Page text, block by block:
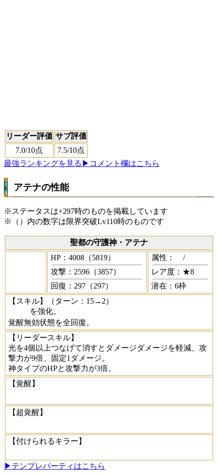
リーダー評価 サブ評価
7.0/10点 7.5/10点
最強ランキングを見る ▶コメント欄はこちら
アテナの性能
※ステータスは+297時のものを掲載しています
※（）内の数字は限界突破Lv110時のものです
聖都の守護神・アテナ
HP：4008（5819）
攻撃：2596（3857）
回復：297（297）
属性：
/
レア度：★8
潜在：6枠
【スキル】
（ターン：15→2）
を強化。
覚醒無効状態を全回復。
【リーダースキル】
光を4個以上つなげて消すとダメージダメージを軽減、攻
撃力が9倍、固定1ダメージ。
神タイプのHPと攻撃力が3倍。
【覚醒】
【超覚醒】
【付けられるキラー】
▶テンプレパーティはこちら